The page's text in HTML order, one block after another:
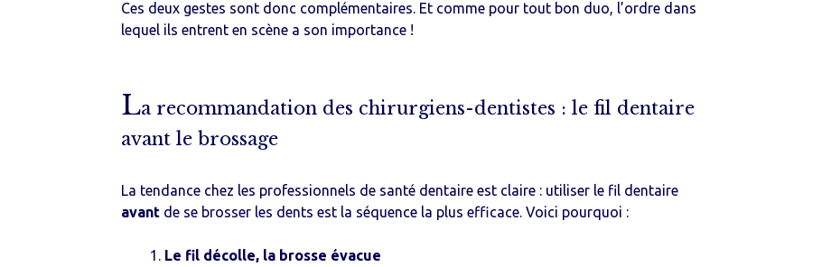
Ces deux gestes sont donc complémentaires. Et comme pour tout bon duo, l’ordre dans
lequel ils entrent en scène a son importance !
La recommandation des chirurgiens-dentistes : le fil dentaire
avant le brossage
La tendance chez les professionnels de santé dentaire est claire : utiliser le fil dentaire
avant de se brosser les dents est la séquence la plus efficace. Voici pourquoi :
Le fil décolle, la brosse évacue